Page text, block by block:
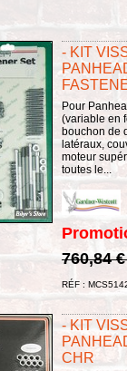
- KIT
Pour
(variable en
bouchon de
latéraux,
moteur
toutes le...
760,84
RÉF :
- KIT
CHR